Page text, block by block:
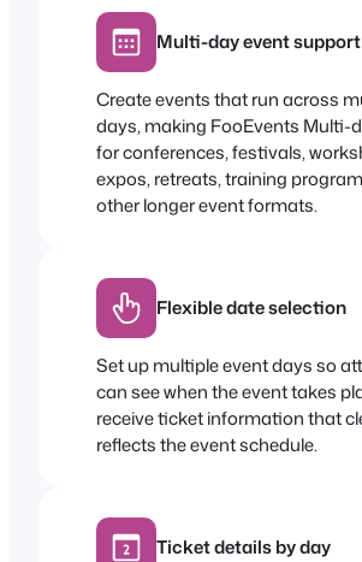
Multi-day event support
Create events that run across
days, making FooEvents Multi-
for conferences, festivals,
expos, retreats, training
other longer event formats.
Flexible date selection
Set up multiple event days so
can see when the event takes
receive ticket information that
reflects the event schedule.
Ticket details by day